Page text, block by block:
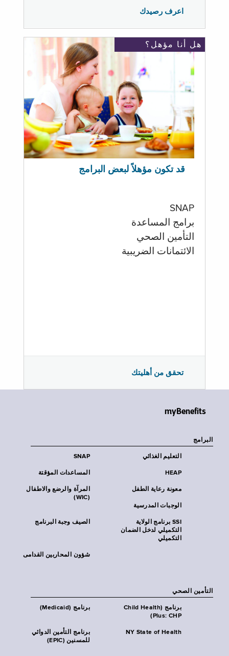
اعرف رصيدك
هل أنا مؤهل؟
قد تكون مؤهلاً لبعض البرامج
SNAP
برامج المساعدة
التأمين الصحي
الائتمانات الضريبية
تحقق من أهليتك
myBenefits
البرامج
SNAP التعليم الغذائي
المساعدات المؤقتة HEAP
المرآة والرضع والاطفال
(WIC)
معونة رعاية الطفل
الوجبات المدرسية
الصيف وجبة البرنامج
SSI برنامج الولاية
التكميلي لدخل الضمان
التكميلي
شؤون المحاربين القدامى
التأمين الصحي
برنامج (Medicaid)
برنامج (Child Health
Plus: CHP)
برنامج التأمين الدوائي
للمسنين (EPIC)
NY State of Health